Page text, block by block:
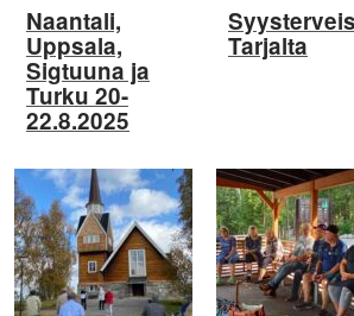
Naantali,
Uppsala,
Sigtuuna ja
Turku 20-
22.8.2025
Tarjalta